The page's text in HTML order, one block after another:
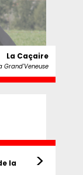
La Caçaire
Grand'Veneuse
la >